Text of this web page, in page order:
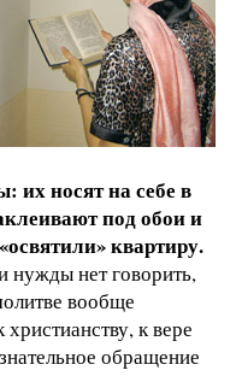
их носят на себе в
под обои и
квартиру.
нужды нет говорить,
вообще
к вере
обращение